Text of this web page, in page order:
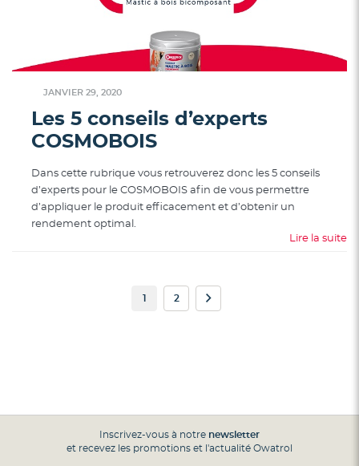
JANVIER 29, 2020
Les 5 conseils d’experts
COSMOBOIS
Dans cette rubrique vous retrouverez donc les 5 conseils
d’experts pour le COSMOBOIS afin de vous permettre
d’appliquer le produit efficacement et d’obtenir un
rendement optimal.
Lire la suite
Page
Vous
1 Page
2
Inscrivez-vous à notre newsletter
et recevez les promotions et l'actualité Owatrol